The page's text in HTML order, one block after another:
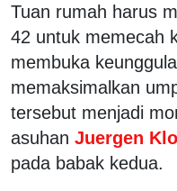
Tuan rumah harus
42 untuk memecah
membuka
memaksimalkan
tersebut menjadi
asuhan Juergen
pada babak kedua.